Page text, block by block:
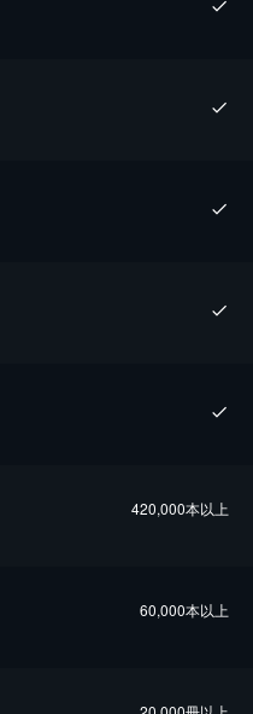
420,000本以上
60,000本以上